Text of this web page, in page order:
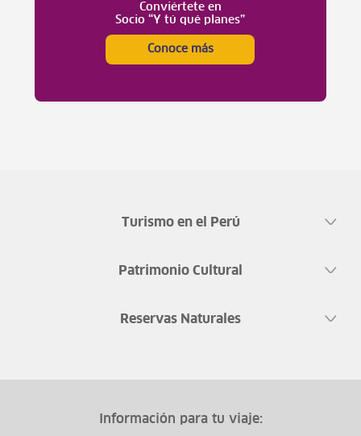
Conviértete en
Socio “Y tú qué planes”
Conoce más
Turismo en el Perú
Patrimonio Cultural
Reservas Naturales
Información para tu viaje: